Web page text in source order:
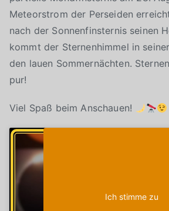
Meteorstrom der Perseiden
nach der Sonnenfinsternis seinen
kommt der Sternenhimmel in
den lauen Sommernächten.
pur!
Viel Spaß beim Anschauen!
Ich stimme zu